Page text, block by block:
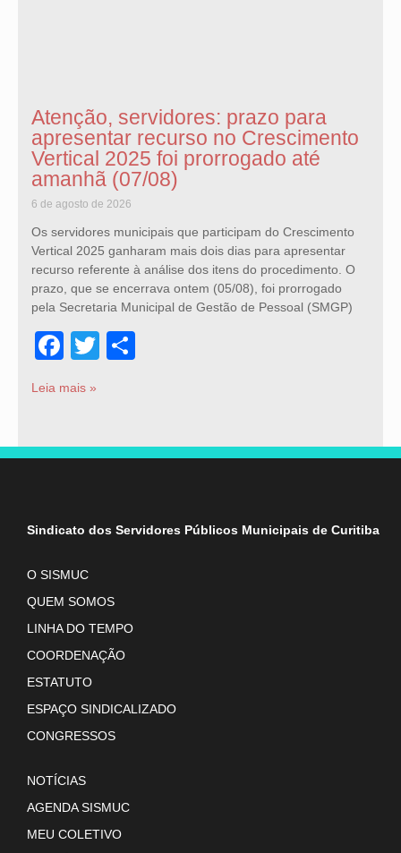
Atenção, servidores: prazo para
apresentar recurso no Crescimento
Vertical 2025 foi prorrogado até
amanhã (07/08)
6 de agosto de 2026
Os servidores municipais que participam do Crescimento
Vertical 2025 ganharam mais dois dias para apresentar
recurso referente à análise dos itens do procedimento. O
prazo, que se encerrava ontem (05/08), foi prorrogado
pela Secretaria Municipal de Gestão de Pessoal (SMGP)
Facebook
Twitter
Leia mais »
Sindicato dos Servidores Públicos Municipais de Curitiba
O SISMUC
QUEM SOMOS
LINHA DO TEMPO
COORDENAÇÃO
ESTATUTO
ESPAÇO SINDICALIZADO
CONGRESSOS
NOTÍCIAS
AGENDA SISMUC
MEU COLETIVO